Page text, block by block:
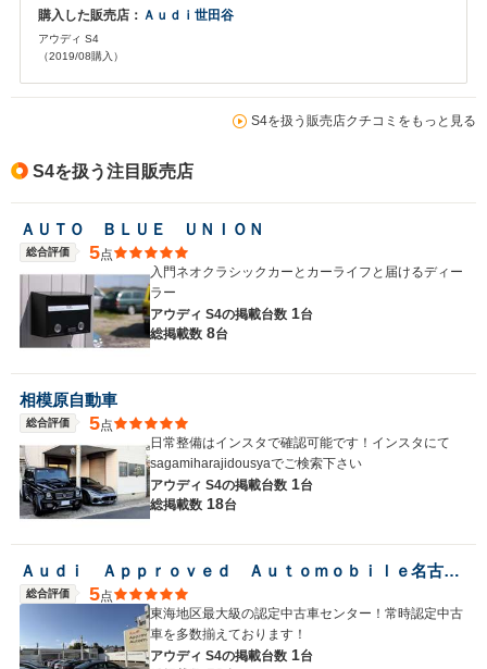
購入した販売店： Ａｕｄｉ世田谷
アウディ S4
（2019/08購入）
S4を扱う販売店クチコミをもっと見る
S4を扱う注目販売店
ＡＵＴＯ ＢＬＵＥ ＵＮＩＯＮ
総合評価 5点
入門ネオクラシックカーとカーライフと届けるディー
ラー
アウディ S4の掲載台数 1台
総掲載数 8台
相模原自動車
総合評価 5点
日常整備はインスタで確認可能です！インスタにて
sagamiharajidousyaでご検索下さい
アウディ S4の掲載台数 1台
総掲載数 18台
Ａｕｄｉ Ａｐｐｒｏｖｅｄ Ａｕｔｏｍｏｂｉｌｅ名古屋北
総合評価 5点
東海地区最大級の認定中古車センター！常時認定中古
車を多数揃えております！
アウディ S4の掲載台数 1台